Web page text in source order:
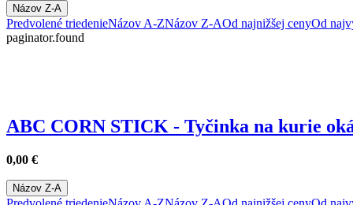
Názov Z-A
Predvolené triedenieNázov A-ZNázov Z-AOd najnižšej cenyOd
paginator.found
ABC CORN STICK - Tyčinka na kurie
0,00 €
Názov Z-A